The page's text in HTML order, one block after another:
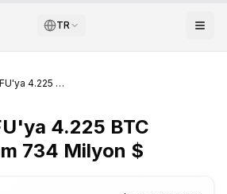
TR
Binance SAFU'ya 4.225 BTC Ekledi: Toplam 734 Milyon $
4.225 BTC
734 Milyon $